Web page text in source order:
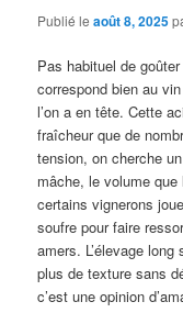
Publié leaoût 8, 2025
Pas habituel de
correspond bien au
l’on a en tête. Cette
fraîcheur que de
tension, on cherche
mâche, le volume
certains vignerons
soufre pour faire
amers. L’élevage
plus de texture sans
c’est une opinion